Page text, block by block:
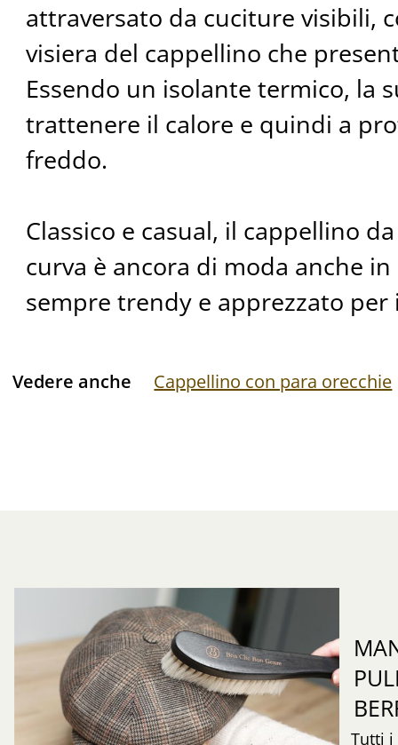
attraversato da cuciture visibili,
visiera del cappellino che
Essendo un isolante termico, la
trattenere il calore e quindi a
freddo.
Classico e casual, il cappellino
curva è ancora di moda anche
sempre trendy e apprezzato per
Vedere anche Cappellino con para orecchie
Tutti i